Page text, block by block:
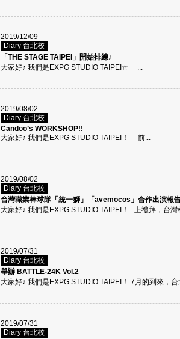
2019/12/09
Diary 台北校
「THE STAGE TAIPEI」開始排練♪
大家好♪ 我們是EXPG STUDIO TAIPEI☆ ...
2019/08/02
Diary 台北校
Candoo’s WORKSHOP!!
大家好♪ 我們是EXPG STUDIO TAIPEI！ 前...
2019/08/02
Diary 台北校
台灣職業棒球隊「統一獅」「avemocos」合作出演報
大家好♪ 我們是EXPG STUDIO TAIPEI！ 上禮拜，台灣
2019/07/31
Diary 台北校
舉辦 BATTLE-24K Vol.2
大家好♪ 我們是EXPG STUDIO TAIPEI！ 7月的到來，
2019/07/31
Diary 台北校